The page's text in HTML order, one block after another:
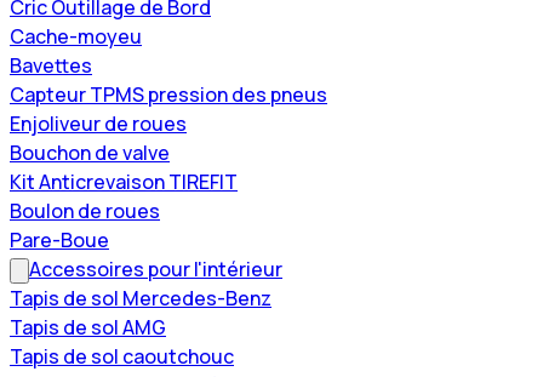
Cric Outillage de Bord
Cache-moyeu
Bavettes
Capteur TPMS pression des pneus
Enjoliveur de roues
Bouchon de valve
Kit Anticrevaison TIREFIT
Boulon de roues
Pare-Boue
Accessoires pour l'intérieur
Tapis de sol Mercedes-Benz
Tapis de sol AMG
Tapis de sol caoutchouc